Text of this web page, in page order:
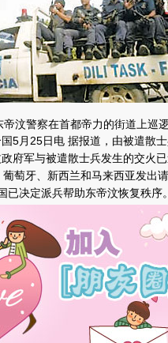
帝汶警察在首都帝力的街道上巡
月25日电 据报道，由被遣散士
府军与被遣散士兵发生的交火
萄牙、新西兰和马来西亚发出
已决定派兵帮助东帝汶恢复秩序